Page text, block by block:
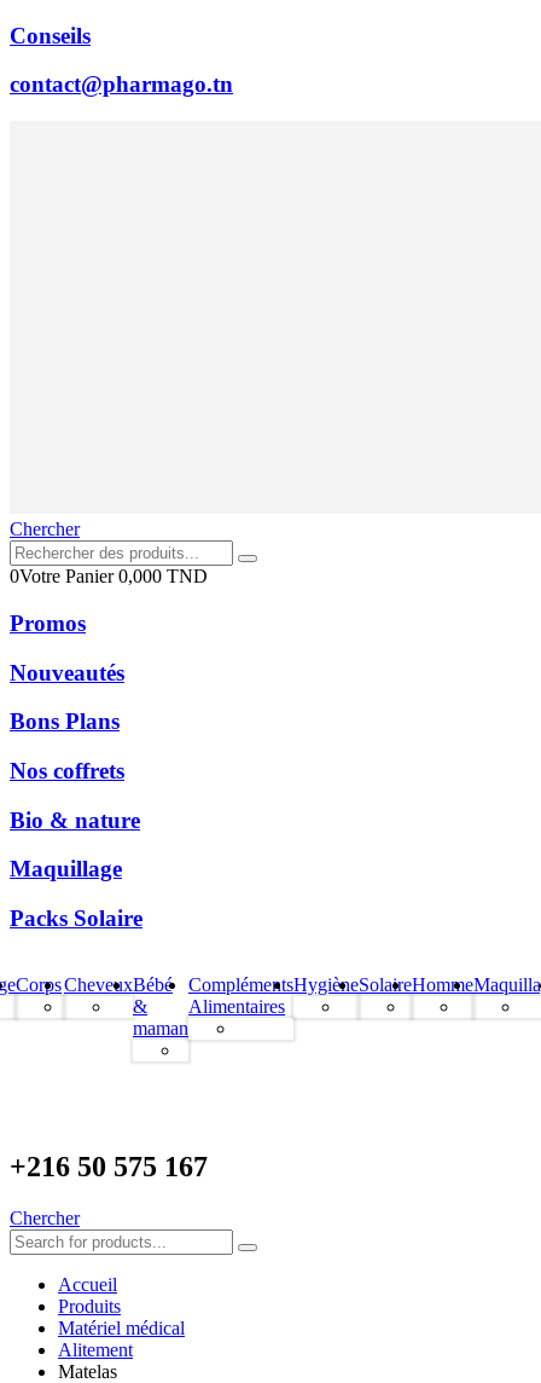
Conseils
contact@pharmago.tn
Chercher
0Votre Panier0,000 TND
Promos
Nouveautés
Bons Plans
Nos coffrets
Bio & nature
Maquillage
Packs Solaire
CorpsCheveuxBébé
&
maman
Compléments
Alimentaires
HygièneSolaireHomme
+216 50 575 167
Chercher
Accueil
Produits
Matériel médical
Alitement
Matelas